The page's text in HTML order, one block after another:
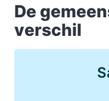
De
verschil